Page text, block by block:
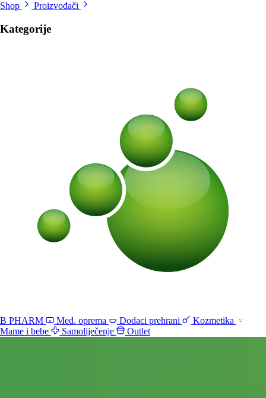
Shop
Proizvođači
Kategorije
B PHARM Med. oprema Dodaci prehrani
Kozmetika
Mame i bebe
Samoliječenje Outlet